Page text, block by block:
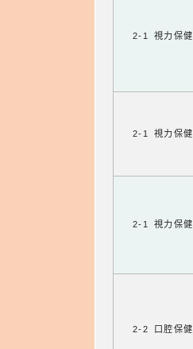
2-1 視力保健
2-1 視力保健
2-1 視力保健
2-2 口腔保健